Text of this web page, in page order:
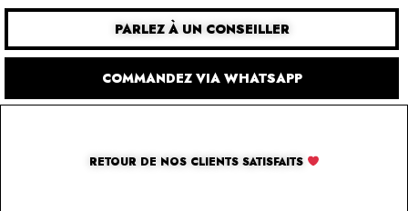
PARLEZ À UN CONSEILLER
COMMANDEZ VIA WHATSAPP
RETOUR DE NOS CLIENTS SATISFAITS